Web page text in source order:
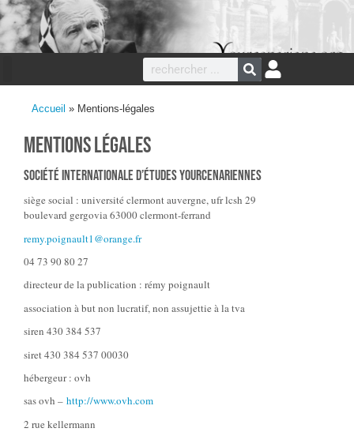
Accueil » Mentions-légales
mentions légales
société internationale d’études yourcenariennes
siège social : université clermont auvergne, ufr lcsh 29
boulevard gergovia 63000 clermont-ferrand
remy.poignault1@orange.fr
04 73 90 80 27
directeur de la publication : rémy poignault
association à but non lucratif, non assujettie à la tva
siren 430 384 537
siret 430 384 537 00030
hébergeur : ovh
sas ovh – http://www.ovh.com
2 rue kellermann